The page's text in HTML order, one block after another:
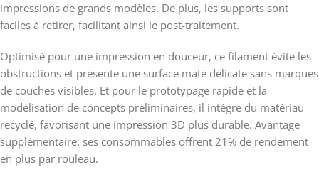
impressions de grands modèles. De plus, les supports sont
faciles à retirer, facilitant ainsi le post-traitement.
Optimisé pour une impression en douceur, ce filament évite les
obstructions et présente une surface maté délicate sans marques
de couches visibles. Et pour le prototypage rapide et la
modélisation de concepts préliminaires, il intègre du matériau
recyclé, favorisant une impression 3D plus durable. Avantage
supplémentaire: ses consommables offrent 21% de rendement
en plus par rouleau.